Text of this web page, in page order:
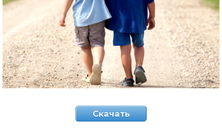
Скачать